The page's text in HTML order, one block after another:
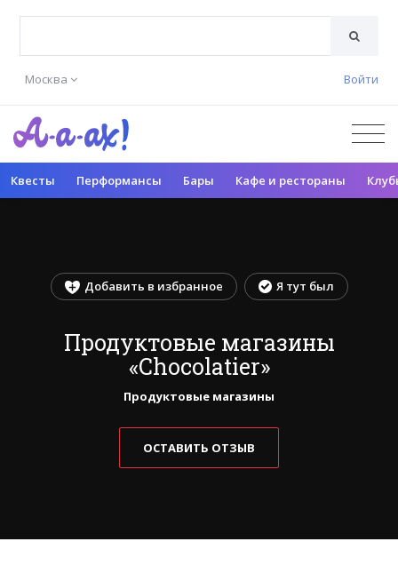
Москва Войти
Квесты Перформансы Бары Кафе и рестораны
Добавить в избранное Я тут был
Продуктовые магазины
«Сhocolatier»
Продуктовые магазины
ОСТАВИТЬ ОТЗЫВ